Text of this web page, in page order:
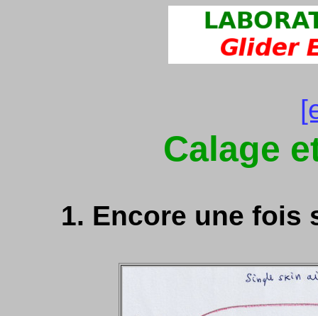
Calage
1. Encore une fois